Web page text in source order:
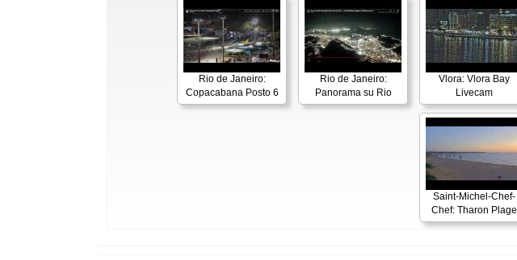
Rio de Janeiro:
Copacabana Posto 6
Rio de Janeiro:
Panorama su Rio
Vlora: Vlora Bay
Livecam
Saint-Michel-Chef-
Chef: Tharon Plage